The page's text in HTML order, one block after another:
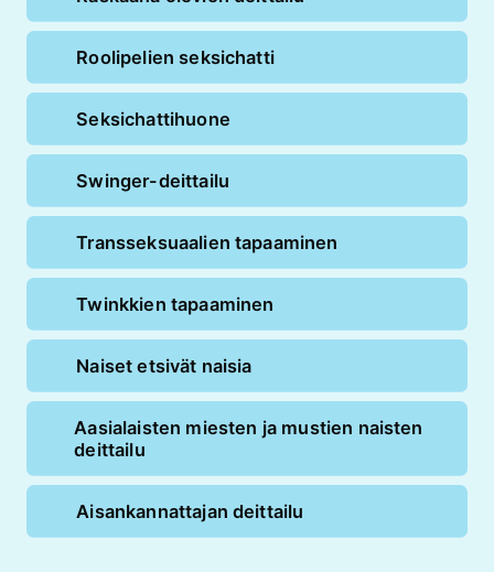
Roolipelien seksichatti
Seksichattihuone
Swinger-deittailu
Transseksuaalien tapaaminen
Twinkkien tapaaminen
Naiset etsivät naisia
Aasialaisten miesten ja mustien naisten
deittailu
Aisankannattajan deittailu